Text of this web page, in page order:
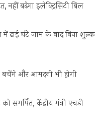
नहीं बढ़ेगा इलेक्ट्रिसिटी बिल
में ढाई घंटे जाम के बाद बिना शुल्क
बचेंगे और आमदनी भी होगी
को समर्पित, केंद्रीय मंत्री एचडी